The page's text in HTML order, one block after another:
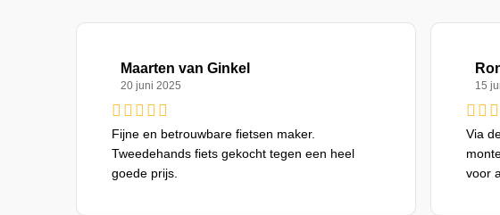
Maarten van Ginkel
20 juni 2025
Fijne en betrouwbare fietsen maker.
Tweedehands fiets gekocht tegen een heel
goede prijs.
15
Via
voor